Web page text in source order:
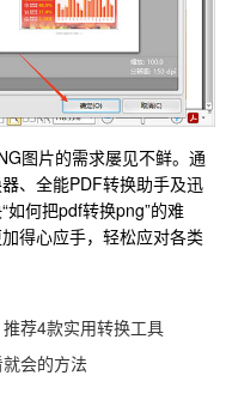
图片的需求屡见不鲜。通
、全能PDF转换助手及迅
如何把pdf转换png”的难
得心应手，轻松应对各类
荐4款实用转换工具
会的方法